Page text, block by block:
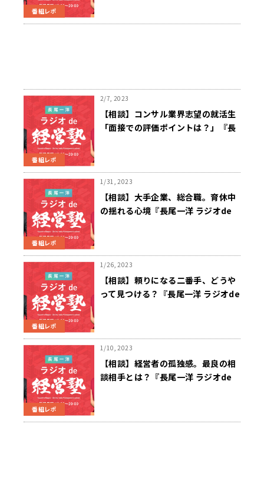
番組レポ
番組レポ
2/7, 2023
【相談】コンサル業界志望の就活生
「面接での評価ポイントは？」『長
番組レポ
1/31, 2023
【相談】大手企業、総合職。育休中
の揺れる心境『長尾一洋 ラジオde
番組レポ
1/26, 2023
【相談】頼りになる二番手、どうや
って見つける？『長尾一洋 ラジオde
番組レポ
1/10, 2023
【相談】経営者の孤独感。最良の相
談相手とは？『長尾一洋 ラジオde